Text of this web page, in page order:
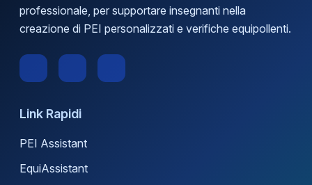
professionale, per supportare insegnanti nella
creazione di PEI personalizzati e verifiche equipollenti.
Link Rapidi
PEI Assistant
EquiAssistant